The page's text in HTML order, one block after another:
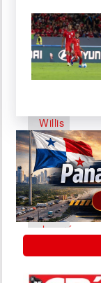
Agosto
07,
2026
Willis
reaparece
en
una
iglesia;
su
cerebro
se
donará
la